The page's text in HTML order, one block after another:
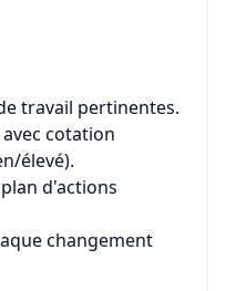
travail pertinentes.
cotation
élevé).
d'actions
changement